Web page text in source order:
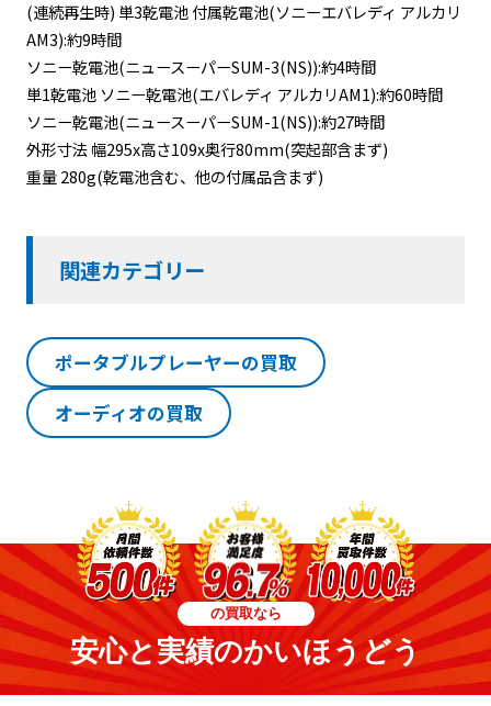
(連続再生時) 単3乾電池 付属乾電池(ソニーエバレディ アルカリ
AM3):約9時間
ソニー乾電池(ニュースーパーSUM-3(NS)):約4時間
単1乾電池 ソニー乾電池(エバレディ アルカリAM1):約60時間
ソニー乾電池(ニュースーパーSUM-1(NS)):約27時間
外形寸法 幅295x高さ109x奥行80mm(突起部含まず)
重量 280g(乾電池含む、他の付属品含まず)
関連カテゴリー
ポータブルプレーヤーの買取
オーディオの買取
の買取なら
安心と実績のかいほうどう